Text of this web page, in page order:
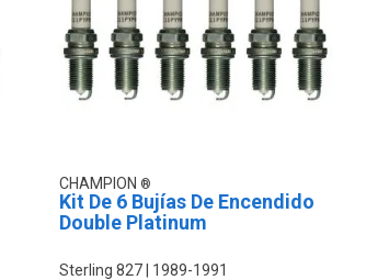
CHAMPION
Kit De 6 Bujías De Encendido
Double Platinum
Sterling 827
1989-1991